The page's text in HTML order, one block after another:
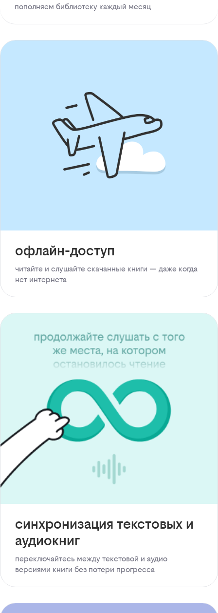
пополняем библиотеку каждый месяц
офлайн-доступ
читайте и слушайте скачанные книги — даже когда
нет интернета
синхронизация текстовых и
аудиокниг
переключайтесь между текстовой и аудио
версиями книги без потери прогресса